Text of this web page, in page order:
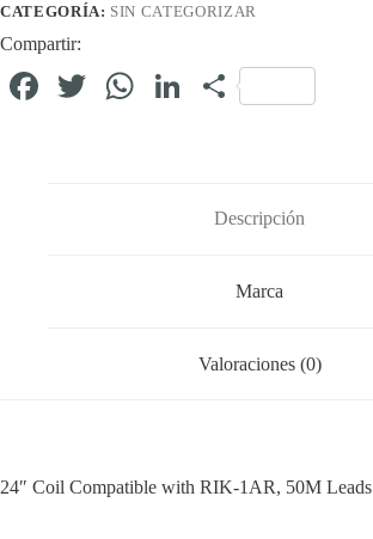
CATEGORÍA: SIN CATEGORIZAR
Compartir:
Fa T
W
Li
In
C
pa
rti
r
Descripción
Marca
Valoraciones (0)
24″ Coil Compatible with RIK-1AR, 50M Leads